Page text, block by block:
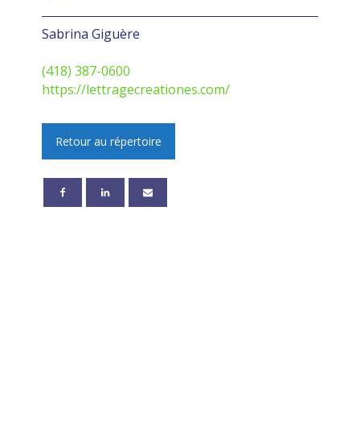
Sabrina Giguère
(418) 387-0600
https://lettragecreationes.com/
Retour au répertoire